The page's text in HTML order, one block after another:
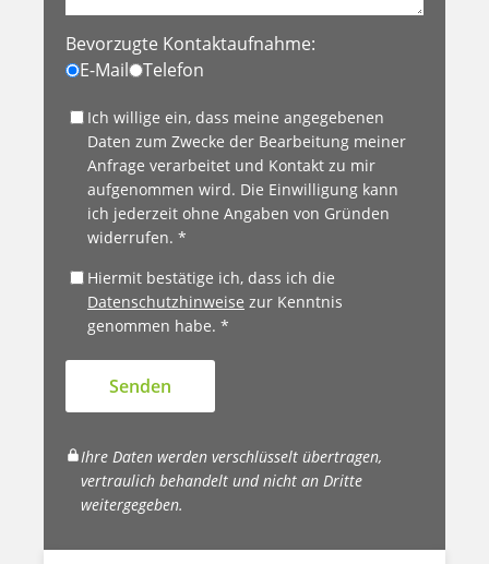
Bevorzugte Kontaktaufnahme:
E-Mail
Telefon
Ich willige ein, dass meine angegebenen
Daten zum Zwecke der Bearbeitung meiner
Anfrage verarbeitet und Kontakt zu mir
aufgenommen wird. Die Einwilligung kann
ich jederzeit ohne Angaben von Gründen
widerrufen. *
Hiermit bestätige ich, dass ich die
Datenschutzhinweise zur Kenntnis
genommen habe. *
Senden
Ihre Daten werden verschlüsselt übertragen,
vertraulich behandelt und nicht an Dritte
weitergegeben.